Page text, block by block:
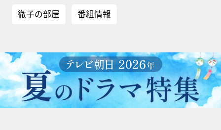
徹子の部屋 番組情報